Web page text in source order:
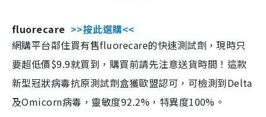
fluorecare >>按此選購<<
網購平台鄰住買有售fluorecare的快速測試劑，現時只
要超低價$9.9就買到，購買前請先注意送貨時間！這款
新型冠狀病毒抗原測試劑盒獲歐盟認可，可檢測到Delta
及Omicorn病毒，靈敏度92.2%，特異度100%。